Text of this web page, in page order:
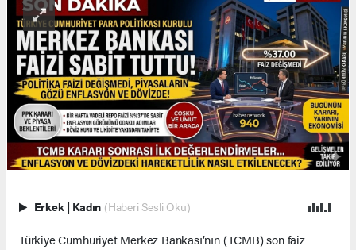
Erkek | Kadın (Haberi Sesli Oku)
Türkiye Cumhuriyet Merkez Bankası’nın (TCMB) son faiz